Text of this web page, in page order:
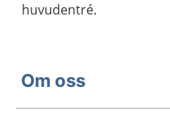
huvudentré.
Om oss